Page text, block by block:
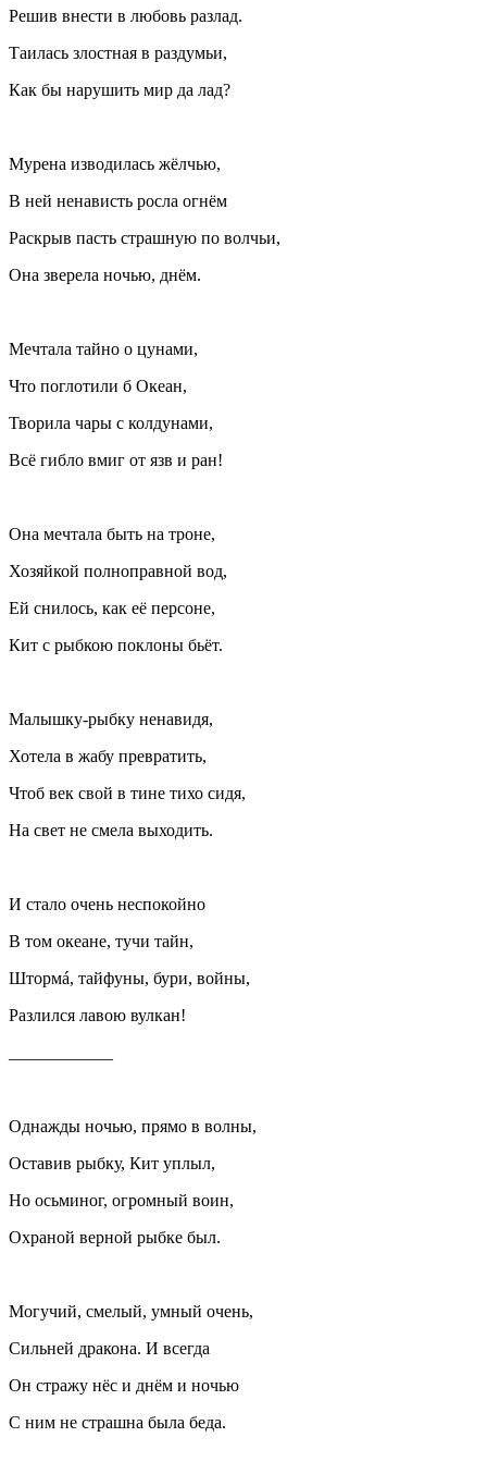
Решив внести в любовь разлад.
Таилась злостная в раздумьи,
Как бы нарушить мир да лад?
Мурена изводилась жëлчью,
В ней ненависть росла огнём
Раскрыв пасть страшную по волчьи,
Она зверела ночью, днём.
Мечтала тайно о цунами,
Что поглотили б Океан,
Творила чары с колдунами,
Всё гибло вмиг от язв и ран!
Она мечтала быть на троне,
Хозяйкой полноправной вод,
Ей снилось, как её персоне,
Кит с рыбкою поклоны бьëт.
Малышку-рыбку ненавидя,
Хотела в жабу превратить,
Чтоб век свой в тине тихо сидя,
На свет не смела выходить.
И стало очень неспокойно
В том океане, тучи тайн,
Штормá, тайфуны, бури, войны,
Разлился лавою вулкан!
Однажды ночью, прямо в волны,
Оставив рыбку, Кит уплыл,
Но осьминог, огромный воин,
Охраной верной рыбке был.
Могучий, смелый, умный очень,
Сильней дракона. И всегда
Он стражу нёс и днём и ночью
С ним не страшна была беда.